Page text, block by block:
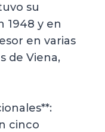
su
1948 y en
en varias
de Viena,
cinco